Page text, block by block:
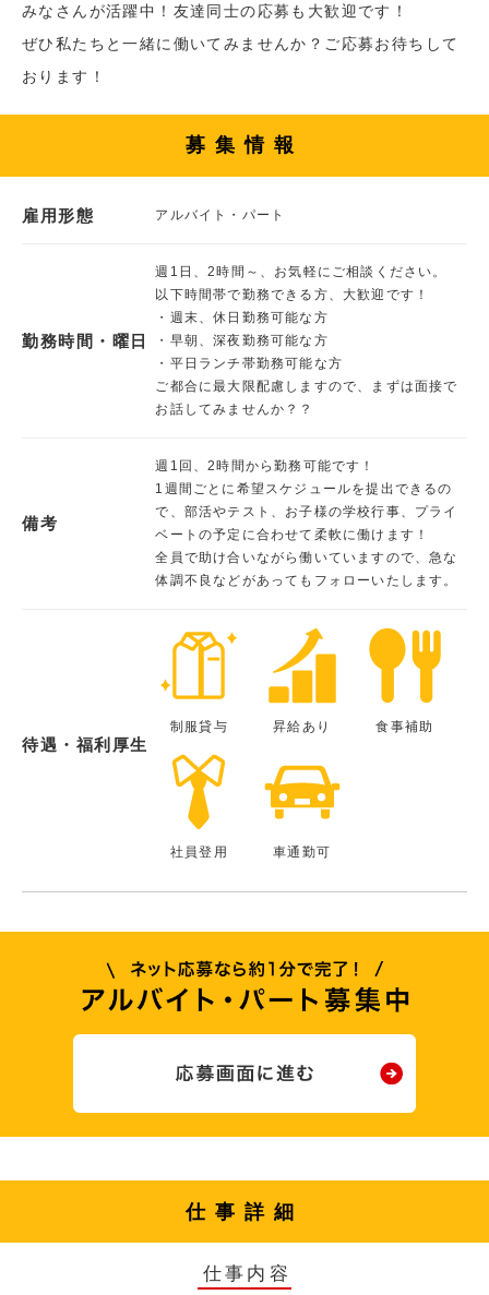
みなさんが活躍中！友達同士の応募も大歓迎です！
ぜひ私たちと一緒に働いてみませんか？ご応募お待ちして
おります！
募集情報
雇用形態 アルバイト・パート
勤務時間・曜日
週1日、2時間～、お気軽にご相談ください。
以下時間帯で勤務できる方、大歓迎です！
・週末、休日勤務可能な方
・早朝、深夜勤務可能な方
・平日ランチ帯勤務可能な方
ご都合に最大限配慮しますので、まずは面接で
お話してみませんか？？
備考
週1回、2時間から勤務可能です！
1週間ごとに希望スケジュールを提出できるの
で、部活やテスト、お子様の学校行事、プライ
ベートの予定に合わせて柔軟に働けます！
全員で助け合いながら働いていますので、急な
体調不良などがあってもフォローいたします。
待遇・福利厚生
制服貸与 昇給あり 食事補助
社員登用 車通勤可
仕事詳細
仕事内容